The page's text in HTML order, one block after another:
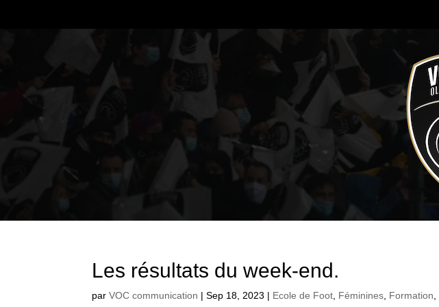
Les résultats du week-end.
parVOC communication |Sep 18, 2023 | Ecole de Foot, Féminines, Formation,